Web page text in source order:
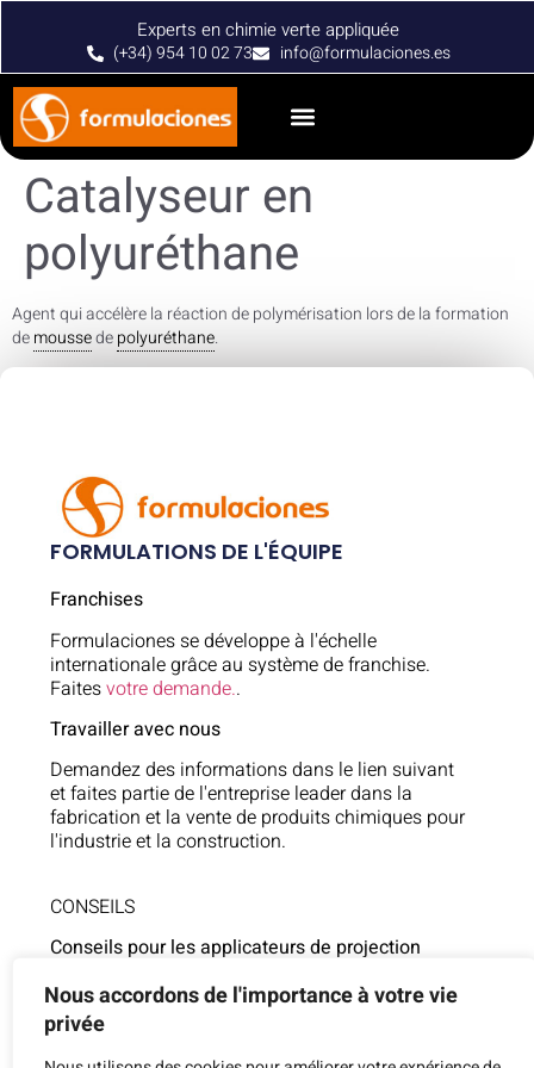
Nous accordons de l'importance à votre vie
privée
Experts en chimie verte appliquée
(+34) 954 10 02 73 info@formulaciones.es
Catalyseur en
polyuréthane
Agent qui accélère la réaction de polymérisation lors de la formation
demoussedepolyuréthane.
FORMULATIONS DE L'ÉQUIPE
Franchises
Formulaciones se développe à l'échelle
internationale grâce au système de franchise.
Faitesvotre demande..
Travailler avec nous
Demandez des informations dans le lien suivant
et faites partie de l'entreprise leader dans la
fabrication et la vente de produits chimiques pour
l'industrie et la construction.
CONSEILS
Conseils pour les applicateurs de projection
625 106 554
Assistance technique